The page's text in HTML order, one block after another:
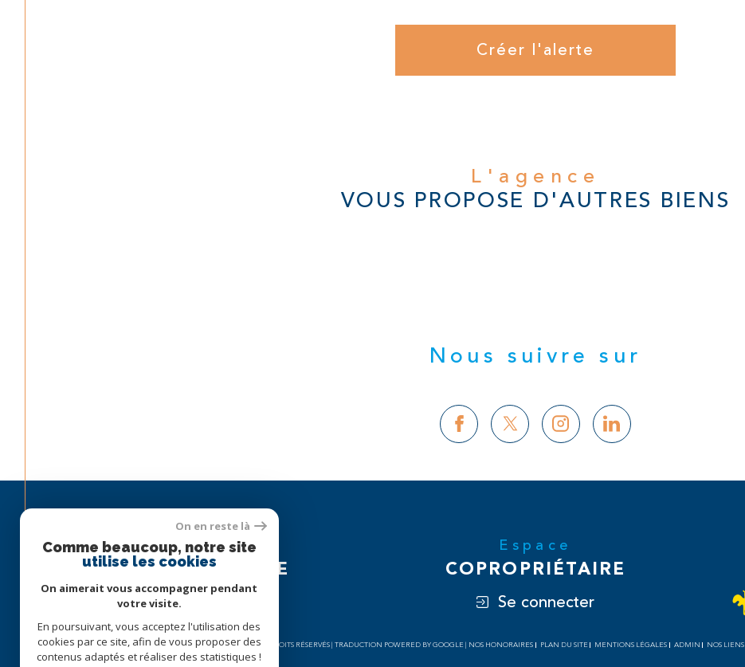
Créer l'alerte
L'agence
VOUS PROPOSE D'AUTRES BIENS
Nous suivre sur
Espace
PROPRIÉTAIRE
Se connecter
Espace
COPROPRIÉTAIRE
Se connecter
© 2026 | TOUS DROITS RÉSERVÉS | TRADUCTION POWERED BY GOOGLE | NOS HONORAIRES PLAN DU SITE MENTIONS LÉGALES ADMIN NOS LIENS
On en reste là
Comme beaucoup, notre site
utilise les cookies
On aimerait vous accompagner pendant
votre visite.
En poursuivant, vous acceptez l'utilisation des
cookies par ce site, afin de vous proposer des
contenus adaptés et réaliser des statistiques !